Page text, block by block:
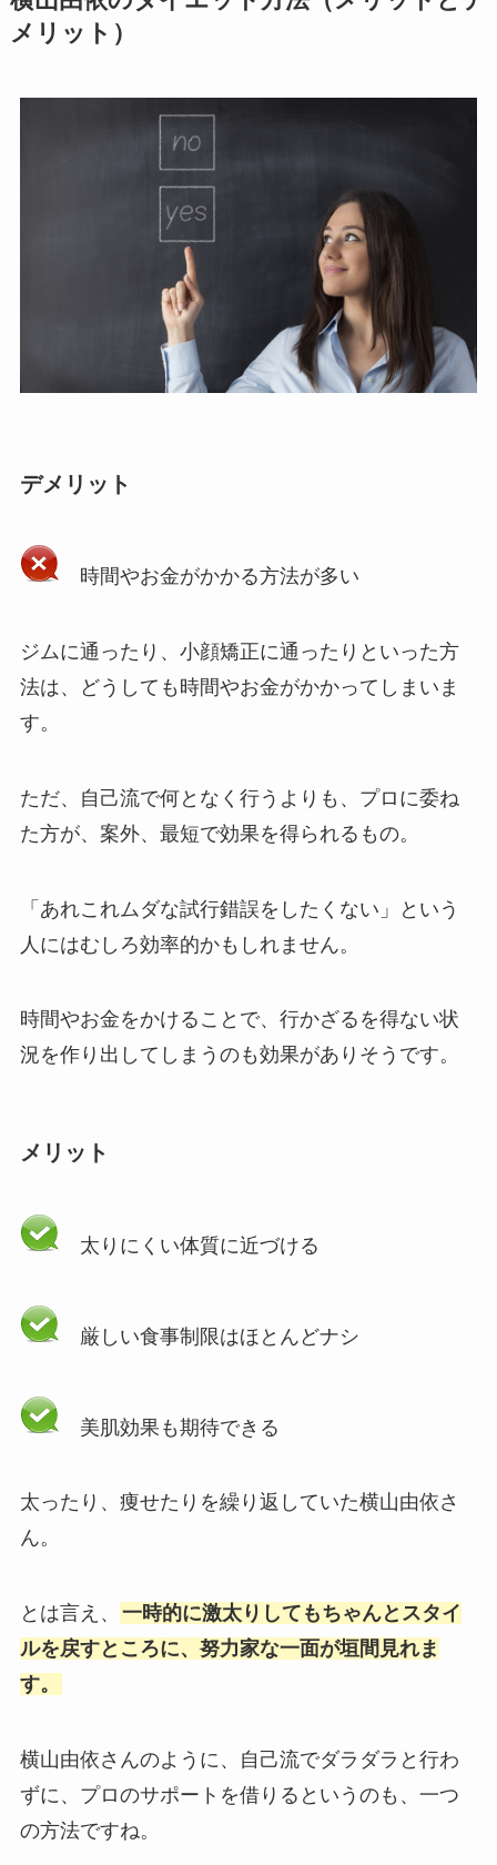
メリット）
デメリット
時間やお金がかかる方法が多い
ジムに通ったり、小顔矯正に通ったりといった方
法は、どうしても時間やお金がかかってしまいま
す。
ただ、自己流で何となく行うよりも、プロに委ね
た方が、案外、最短で効果を得られるもの。
「あれこれムダな試行錯誤をしたくない」という
人にはむしろ効率的かもしれません。
時間やお金をかけることで、行かざるを得ない状
況を作り出してしまうのも効果がありそうです。
メリット
太りにくい体質に近づける
厳しい食事制限はほとんどナシ
美肌効果も期待できる
太ったり、痩せたりを繰り返していた横山由依さ
ん。
とは言え、
一時的に激太りしてもちゃんとスタイ
ルを戻すところに、努力家な一面が垣間見れま
す。
横山由依さんのように、自己流でダラダラと行わ
ずに、プロのサポートを借りるというのも、一つ
の方法ですね。